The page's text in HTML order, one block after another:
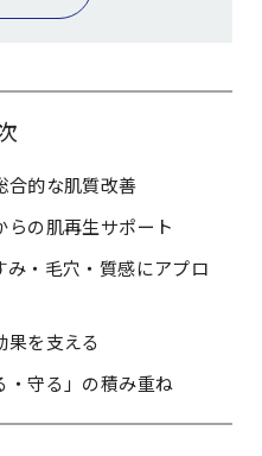
合的な肌質改善
らの肌再生サポート
み・毛穴・質感にアプロ
果を支える
・守る」の積み重ね